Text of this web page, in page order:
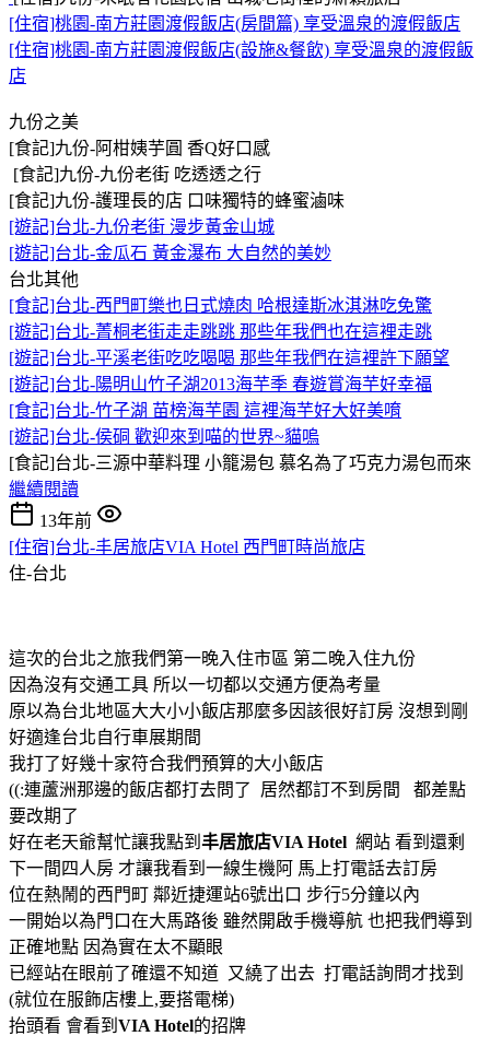
[住宿]桃園-南方莊園渡假飯店(房間篇) 享受溫泉的渡假飯店
[住宿]桃園-南方莊園渡假飯店(設施&餐飲) 享受溫泉的渡假飯
店
九份之美
[食記]九份-阿柑姨芋圓 香Q好口感
[食記]九份-九份老街 吃透透之行
[食記]九份-護理長的店 口味獨特的蜂蜜滷味
[遊記]台北-九份老街 漫步黃金山城
[遊記]台北-金瓜石 黃金瀑布 大自然的美妙
台北其他
[食記]台北-西門町樂也日式燒肉 哈根達斯冰淇淋吃免驚
[遊記]台北-菁桐老街走走跳跳 那些年我們也在這裡走跳
[遊記]台北-平溪老街吃吃喝喝 那些年我們在這裡許下願望
[遊記]台北-陽明山竹子湖2013海芋季 春遊賞海芋好幸福
[食記]台北-竹子湖 苗榜海芋園 這裡海芋好大好美唷
[遊記]台北-侯硐 歡迎來到喵的世界~貓嗚
[食記]台北-三源中華料理 小籠湯包 慕名為了巧克力湯包而來
繼續閱讀
13年前
[住宿]台北-丰居旅店VIA Hotel 西門町時尚旅店
住-台北
這次的台北之旅我們第一晚入住市區 第二晚入住九份
因為沒有交通工具 所以一切都以交通方便為考量
原以為台北地區大大小小飯店那麼多因該很好訂房 沒想到剛
好適逢台北自行車展期間
我打了好幾十家符合我們預算的大小飯店
((:連蘆洲那邊的飯店都打去問了 居然都訂不到房間
都差點
要改期了
好在老天爺幫忙讓我點到 丰居旅店VIA Hotel 網站 看到還剩
下一間四人房 才讓我看到一線生機阿 馬上打電話去訂房
位在熱鬧的西門町 鄰近捷運站6號出口 步行5分鐘以內
一開始以為門口在大馬路後 雖然開啟手機導航 也把我們導到
正確地點 因為實在太不顯眼
已經站在眼前了確還不知道 又繞了出去 打電話詢問才找到
(就位在服飾店樓上,要搭電梯)
抬頭看 會看到 VIA Hotel的招牌